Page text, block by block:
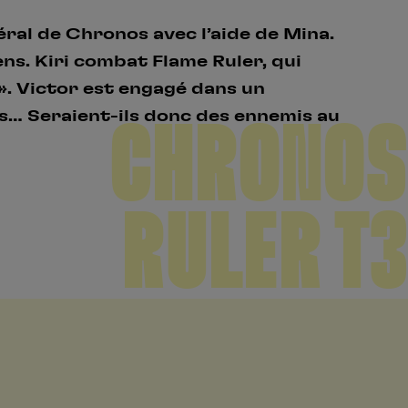
de Chronos avec l’aide de Mina.
Kiri combat Flame Ruler, qui
Victor est engagé dans un
Seraient-ils donc des ennemis au
CHRONOS
RULER T3